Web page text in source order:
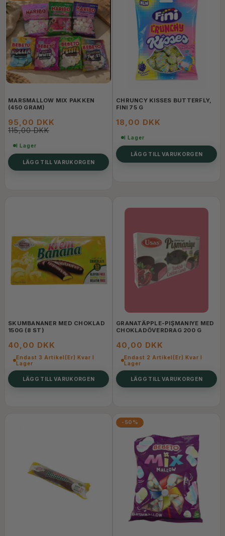
MARSMALLOW MIX PAKKEN
(450 GRAM)
95,00 DKK
115,00 DKK
I Lager
LÄGG TILL VARUKORGEN
CHRUNCY KISSES BUTTERFLY,
FINI 75 G
18,00 DKK
I Lager
LÄGG TILL VARUKORGEN
SKUMBANANER MED CHOKLAD
150G (8 ST)
40,00 DKK
Endast 3 Artikel(er) Kvar I
Lager
LÄGG TILL VARUKORGEN
GRANATÄPPLE-PIŞMANIYE MED
CHOKLADÖVERDRAG 200 G
40,00 DKK
Endast 2 Artikel(er) Kvar I
Lager
LÄGG TILL VARUKORGEN
-50%